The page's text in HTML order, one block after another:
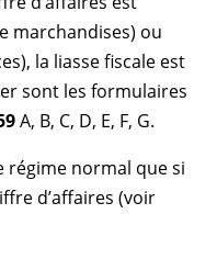
marchandises) ou
la liasse fiscale est
sont les formulaires
A, B, C, D, E, F, G.
régime normal que si
d’affaires (voir